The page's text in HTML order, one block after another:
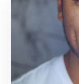
WhatsApp
el éxito digital de
Solicitar